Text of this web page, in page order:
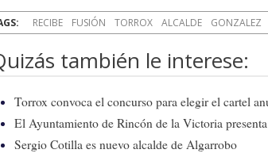
RECIBE FUSIÓN TORROX ALCALDE GONZALEZ
también le interese:
Torrox convoca el concurso para elegir el cartel
El Ayuntamiento de Rincón de la Victoria
Sergio Cotilla es nuevo alcalde de Algarrobo